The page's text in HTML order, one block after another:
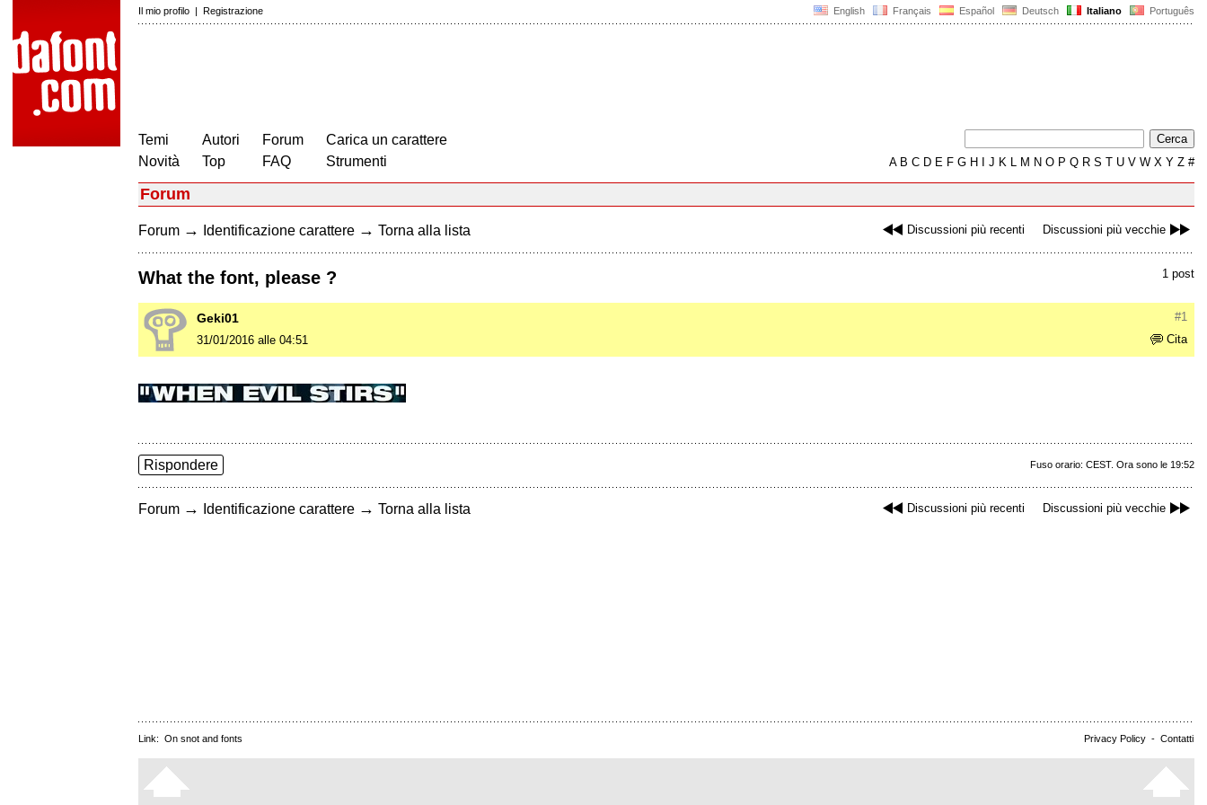
English Français Español Deutsch Italiano Português
Il mio profilo | Registrazione
Temi
Novità
Autori
Top
Forum
FAQ
Carica un carattere
Strumenti
AB C D E F G H J K L M N O P Q R S T U V W X Y Z #
Forum
Discussioni più recenti Discussioni più vecchie
Forum → Identificazione carattere → Torna alla lista
1 post
What the font, please ?
#1
Geki01
Cita
31/01/2016 alle 04:51
Fuso orario: CEST. Ora sono le 19:52
Rispondere
Discussioni più recenti Discussioni più vecchie
Forum → Identificazione carattere → Torna alla lista
Privacy Policy - Contatti
Link: On snot and fonts